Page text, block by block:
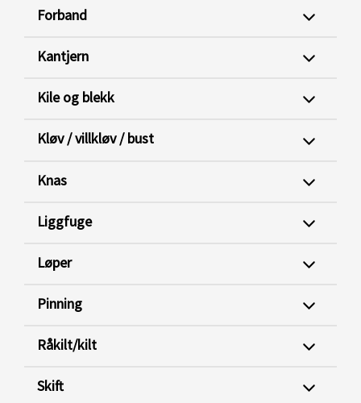
Forband
Kantjern
Kile og blekk
Kløv / villkløv / bust
Knas
Liggfuge
Løper
Pinning
Råkilt/kilt
Skift